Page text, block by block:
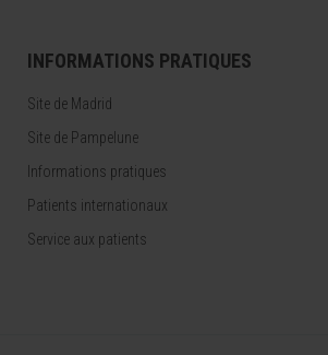
INFORMATIONS PRATIQUES
Site de Madrid
Site de Pampelune
Informations pratiques
Patients internationaux
Service aux patients